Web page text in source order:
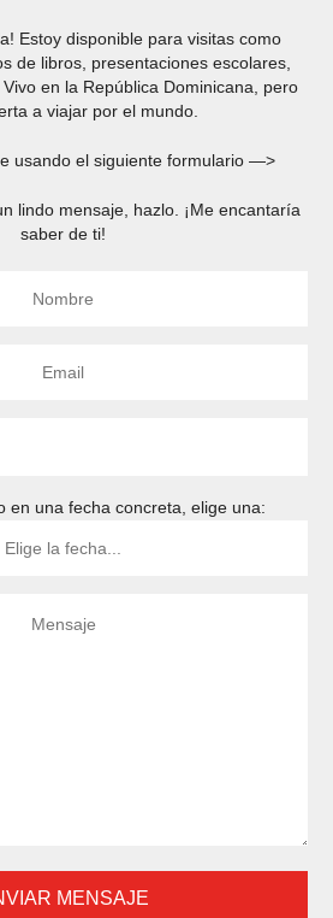
Estoy disponible para visitas como
de libros, presentaciones escolares,
en la República Dominicana, pero
a viajar por el mundo.
usando el siguiente formulario —>
lindo mensaje, hazlo. ¡Me encantaría
saber de ti!
en una fecha concreta, elige una: